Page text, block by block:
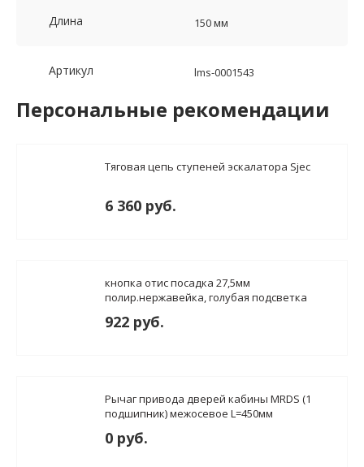
Длина 150 мм
Артикул lms-0001543
Персональные рекомендации
Тяговая цепь ступеней эскалатора Sjec
6 360 руб.
кнопка отис посадка 27,5мм
полир.нержавейка, голубая подсветка
922 руб.
Рычаг привода дверей кабины MRDS (1
подшипник) межосевое L=450мм
0 руб.